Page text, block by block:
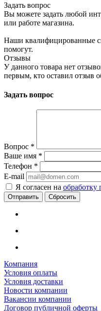
Задать вопрос
Вы можете задать любой
или работе магазина.
Наши квалифицированные
помогут.
Отзывы
У данного товара нет
первым, кто оставил отзыв
Задать вопрос
Вопрос *
Ваше имя *
Телефон *
E-mail
Я согласен на обработку
Сбросить
Компания
Условия оплаты
Условия доставки
Новости компании
Вакансии компании
Договор публичной оферты